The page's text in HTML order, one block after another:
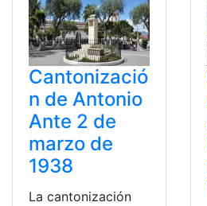
Cantonizació
n de Antonio
Ante 2 de
marzo de
1938
La cantonización